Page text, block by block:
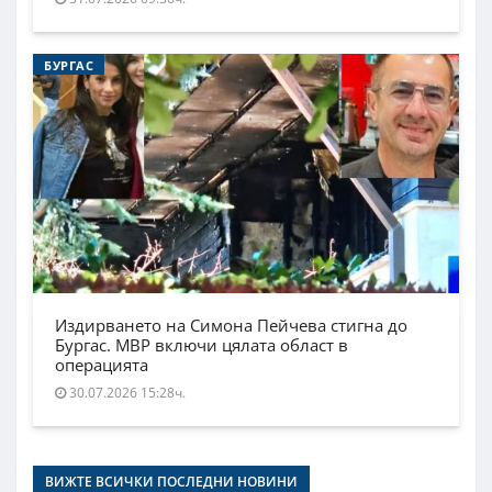
БУРГАС
Издирването на Симона Пейчева стигна до
Бургас. МВР включи цялата област в
операцията
30.07.2026 15:28ч.
ВИЖТЕ ВСИЧКИ ПОСЛЕДНИ НОВИНИ